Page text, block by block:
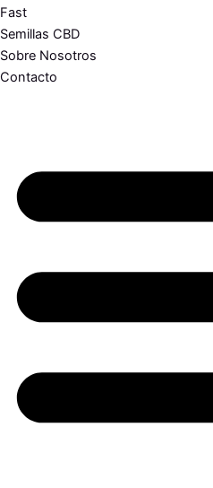
Fast
Semillas CBD
Sobre Nosotros
Contacto